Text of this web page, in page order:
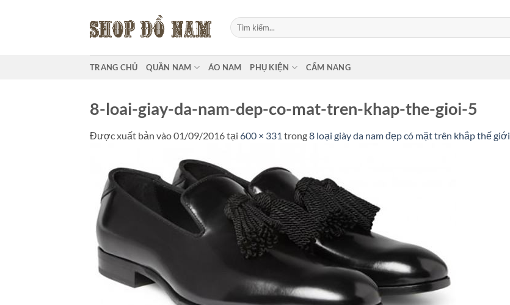
Tìm
kiếm:
TRANG CHỦ QUẦN NAM ÁO NAM PHỤ KIỆN CẨM NANG
8-loai-giay-da-nam-dep-co-mat-tren-khap-the-gioi-5
Được xuất bản vào01/09/2016tại 600 × 331 trong8 loại giày da nam đẹp có mặt trên khắp thế giới